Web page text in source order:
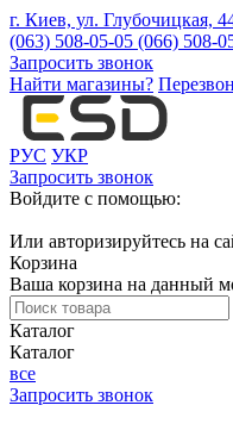
г. Киев, ул. Глубочицкая,
(063) 508-05-05 (066) 508-
Запросить звонок
Найти магазины?
РУС УКР
Запросить звонок
Войдите с помощью:
Или авторизируйтесь на
Корзина
Ваша корзина на данный
Каталог
Каталог
все
Запросить звонок